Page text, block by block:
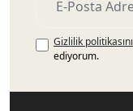
Gizlilik politikasını
ediyorum.